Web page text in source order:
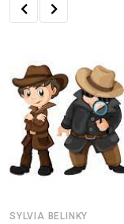
SYLVIA BELINKY